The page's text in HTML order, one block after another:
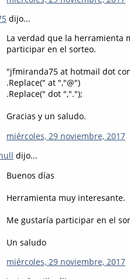
dijo...
La verdad que la herramienta
participar en el sorteo.
"jfmiranda75 at hotmail dot
.Replace(" at ","@")
.Replace(" dot ",".");
Gracias y un saludo.
miércoles, 29 noviembre, 2017
dijo...
Buenos días
Herramienta muy interesante.
Me gustaría participar en el
Un saludo
miércoles, 29 noviembre, 2017